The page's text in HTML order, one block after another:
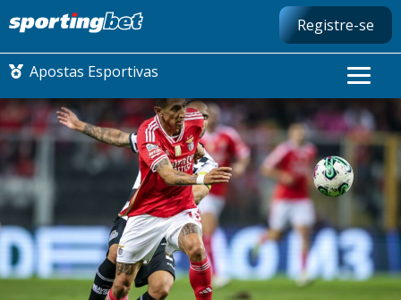
Registre-se
Apostas Esportivas
CONMEBOL LIBERTADORES
FUTEBOL NACIONAL
FUTEBOL INTERNACIONAL
COMO APOSTAR